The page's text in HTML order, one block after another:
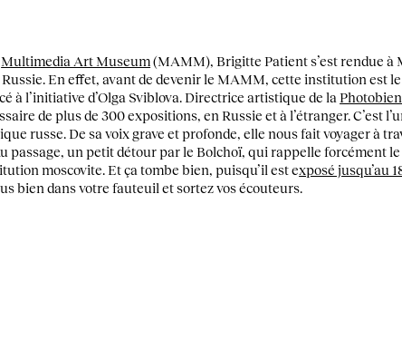
Multimedia Art Museum(MAMM), Brigitte Patient s’est rendue à
En effet, avant de devenir le MAMM, cette institution est
à l’initiative d’Olga Sviblova. Directrice artistique de la
de plus de 300 expositions, en Russie et à l’étranger. C’est
russe. De sa voix grave et profonde, elle nous fait voyager à
passage, un petit détour par le Bolchoï, qui rappelle forcément
moscovite. Et ça tombe bien, puisqu’il est exposé jusqu’au
bien dans votre fauteuil et sortez vos écouteurs.